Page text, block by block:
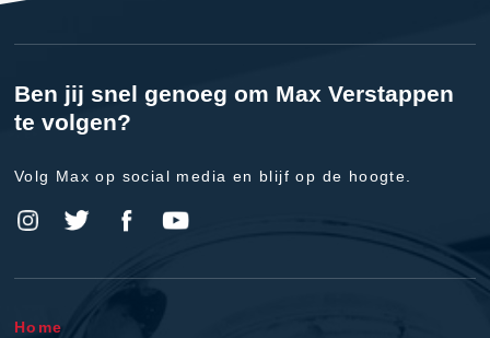
Ben jij snel genoeg om Max Verstappen
te volgen?
Volg Max op social media en blijf op de hoogte.
Home